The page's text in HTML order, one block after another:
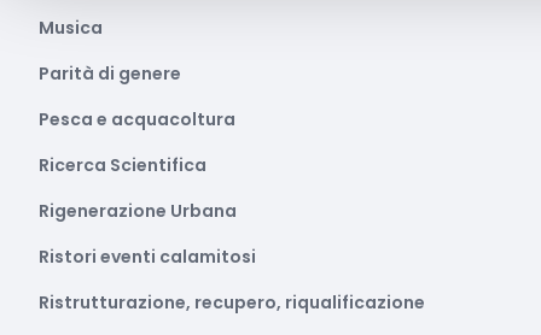
Musica
Parità di genere
Pesca e acquacoltura
Ricerca Scientifica
Rigenerazione Urbana
Ristori eventi calamitosi
Ristrutturazione, recupero, riqualificazione